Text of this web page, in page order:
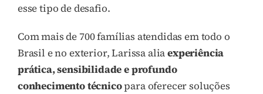
esse tipo de desafio.
Com mais de 700 famílias atendidas em todo o
Brasil e no exterior, Larissa aliaexperiência
prática, sensibilidade e profundo
conhecimento técnicopara oferecer soluções